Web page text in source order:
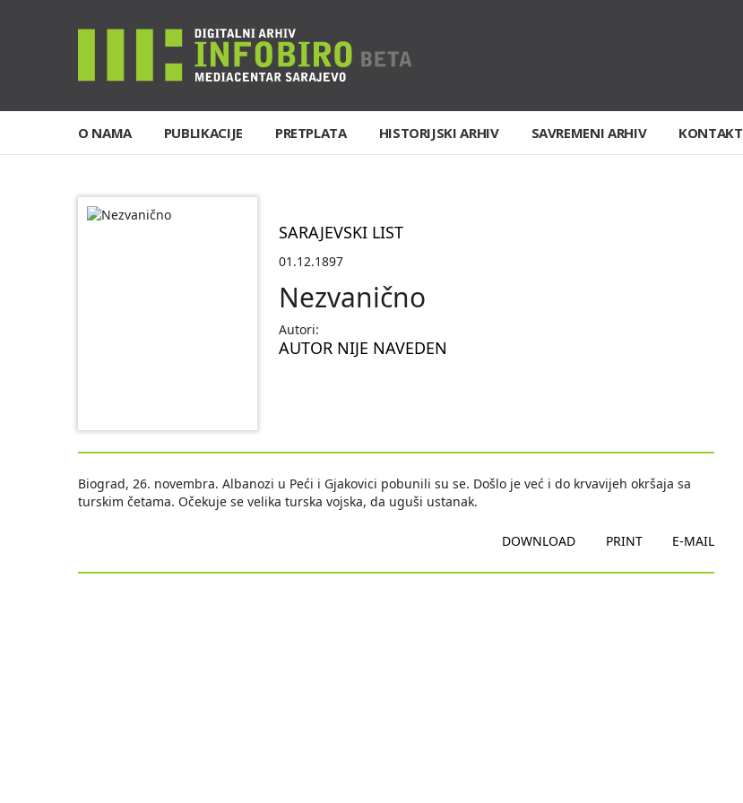
O NAMA PUBLIKACIJE PRETPLATA HISTORIJSKI ARHIV SAVREMENI ARHIV KONTAKT
SARAJEVSKI LIST
01.12.1897
Nezvanično
Autori:
AUTOR NIJE NAVEDEN
Biograd, 26. novembra. Albanozi u Peći i Gjakovici pobunili su se. Došlo je već i do krvavijeh okršaja sa
turskim četama. Očekuje se velika turska vojska, da uguši ustanak.
DOWNLOAD PRINT E-MAIL